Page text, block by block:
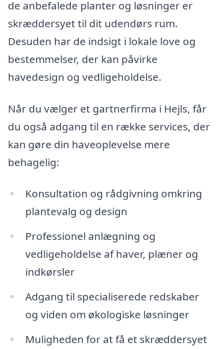
de anbefalede planter og løsninger er
skræddersyet til dit udendørs rum.
Desuden har de indsigt i lokale love og
bestemmelser, der kan påvirke
havedesign og vedligeholdelse.
Når du vælger et gartnerfirma i Hejls, får
du også adgang til en række services, der
kan gøre din haveoplevelse mere
behagelig:
Konsultation og rådgivning omkring
plantevalg og design
Professionel anlægning og
vedligeholdelse af haver, plæner og
indkørsler
Adgang til specialiserede redskaber
og viden om økologiske løsninger
Muligheden for at få et skræddersyet